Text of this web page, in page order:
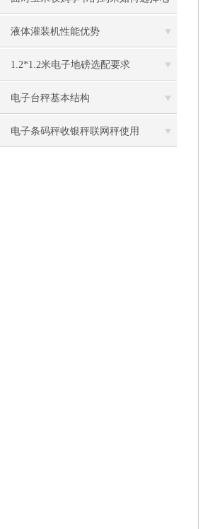
子磅称
液体灌装机性能优势
1.2*1.2米电子地磅选配要求
电子台秤基本结构
电子条码秤收银秤联网秤使用